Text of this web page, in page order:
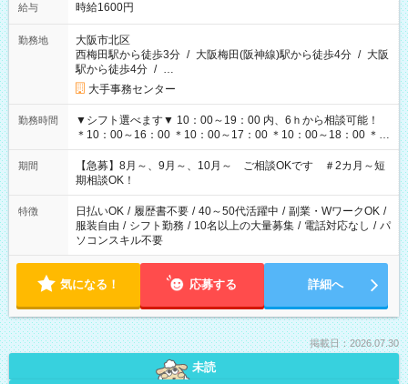
給与 時給1600円
勤務地
大阪市北区
西梅田駅から徒歩3分 / 大阪梅田(阪神線)駅から徒歩4分 / 大阪
駅から徒歩4分 / …
大手事務センター
勤務時間
▼シフト選べます▼ 10：00～19：00 内、6ｈから相談可能！
＊10：00～16：00 ＊10：00～17：00 ＊10：00～18：00 ＊
11：00～19：00 ＊12：00～19：00 ＊13：00～19：00
期間
【急募】8月～、9月～、10月～ ご相談OKです ＃2カ月～短
期相談OK！
特徴 日払いOK / 履歴書不要 / 40～50代活躍中 / 副業・WワークOK /
服装自由 / シフト勤務 / 10名以上の大量募集 / 電話対応なし / パ
ソコンスキル不要
気になる！ 応募する 詳細へ
掲載日：2026.07.30
未読